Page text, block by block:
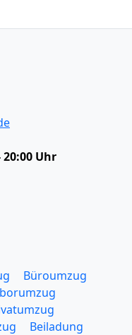
20:00 Uhr
Büroumzug
Beiladung